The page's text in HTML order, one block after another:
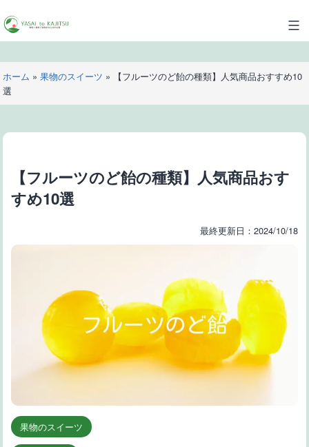
ン
テ
ツ
へ
ス
ッ
YASAI
to
KAJITSU
ホーム » 果物のスイーツ »
【フルーツのど飴の種類】人気商品おすすめ10
選
【フルーツのど飴の種類】人気商品おす
すめ10選
最終更新日：2024/10/18
果物のスイーツ